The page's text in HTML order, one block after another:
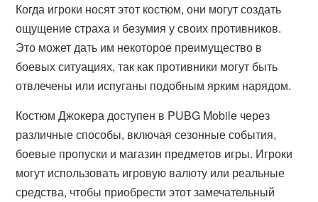
Когда игроки носят этот костюм, они могут создать
ощущение страха и безумия у своих противников.
Это может дать им некоторое преимущество в
боевых ситуациях, так как противники могут быть
отвлечены или испуганы подобным ярким нарядом.
Костюм Джокера доступен в PUBG Mobile через
различные способы, включая сезонные события,
боевые пропуски и магазин предметов игры. Игроки
могут использовать игровую валюту или реальные
средства, чтобы приобрести этот замечательный